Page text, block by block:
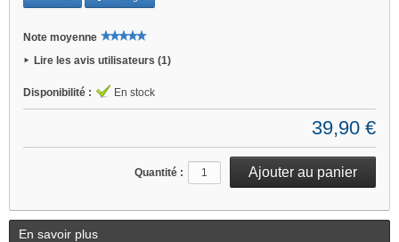
Note moyenne
Lire les avis utilisateurs (1)
Disponibilité : En stock
39,90 €
Quantité :
En savoir plus